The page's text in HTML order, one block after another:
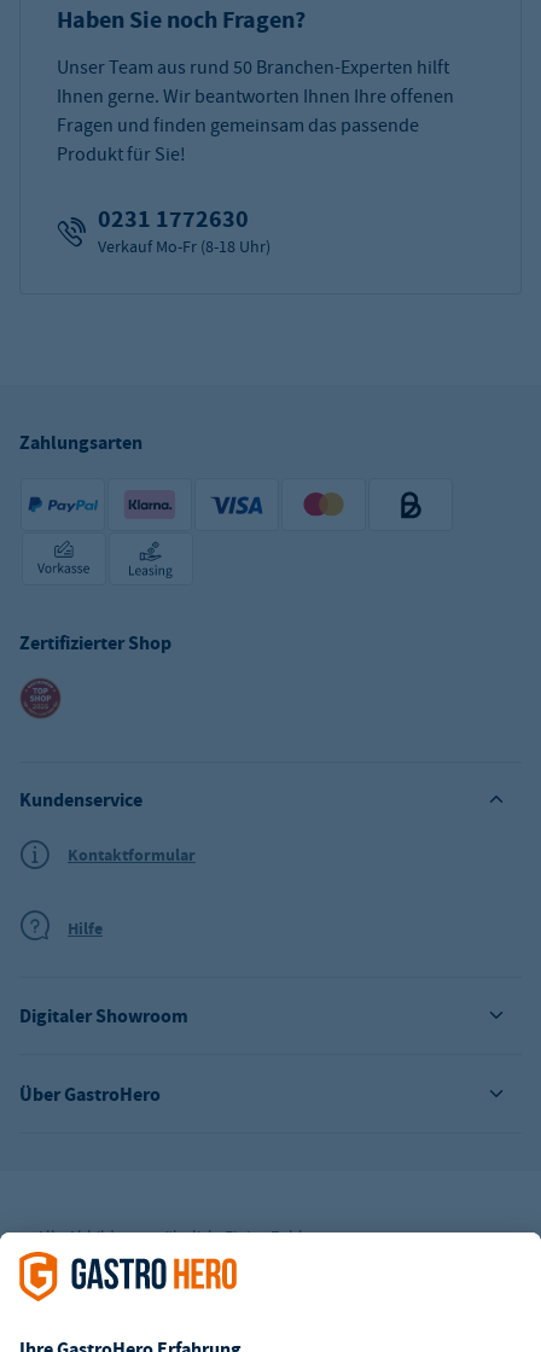
Haben Sie noch Fragen?
Unser Team aus rund 50 Branchen-Experten hilft
Ihnen gerne. Wir beantworten Ihnen Ihre offenen
Fragen und finden gemeinsam das passende
Produkt für Sie!
0231 1772630
Verkauf Mo-Fr (8-18 Uhr)
Zahlungsarten
Zertifizierter Shop
Über GastroHero
Digitaler Showroom
Kundenservice
Kontaktformular
Hilfe
Alle Abbildungen ähnlich. Einige Zahlungsarten
könnenZusatzkostenverursachen.
² Unverbindl. Preisempfehlung des Herstellers
i.H.v. 7,90€ (zzgl. Mwst.)